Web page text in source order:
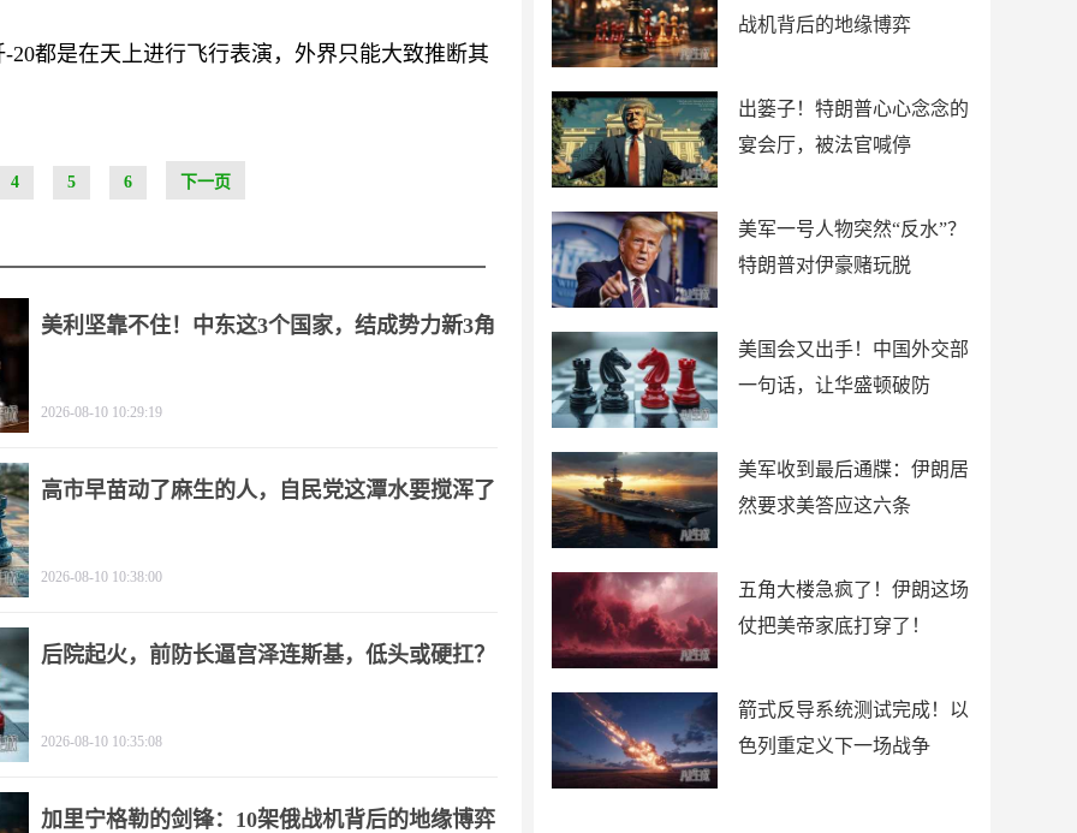
都是在天上进行飞行表演，外界只能大致推断其
4 5 6 下一页
战机背后的地缘博弈
出篓子！特朗普心心念念的
宴会厅，被法官喊停
美军一号人物突然“反水”？
特朗普对伊豪赌玩脱
美国会又出手！中国外交部
一句话，让华盛顿破防
美军收到最后通牒：伊朗居
然要求美答应这六条
五角大楼急疯了！伊朗这场
仗把美帝家底打穿了！
箭式反导系统测试完成！以
色列重定义下一场战争
美利坚靠不住！中东这3个国家，结成势力新3角
2026-08-10 10:29:19
高市早苗动了麻生的人，自民党这潭水要搅浑了
2026-08-10 10:38:00
后院起火，前防长逼宫泽连斯基，低头或硬扛？
2026-08-10 10:35:08
加里宁格勒的剑锋：10架俄战机背后的地缘博弈